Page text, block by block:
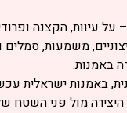
על עיוות, הקצנה
משמעות, סמלים
באמנות.
באמנות ישראלית
מול פני השטח